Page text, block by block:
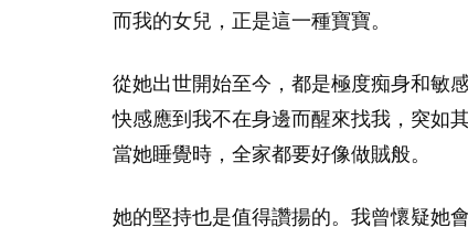
而我的女兒，正是這一種寶寶。
從她出世開始至今，都是極度痴身和敏
快感應到我不在身邊而醒來找我，突如
當她睡覺時，全家都要好像做賊般。
她的堅持也是值得讚揚的。我曾懷疑她